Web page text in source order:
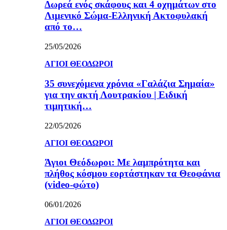
Δωρεά ενός σκάφους και 4 οχημάτων στο
Λιμενικό Σώμα-Ελληνική Ακτοφυλακή
από το…
25/05/2026
ΑΓΙΟΙ ΘΕΟΔΩΡΟΙ
35 συνεχόμενα χρόνια «Γαλάζια Σημαία»
για την ακτή Λουτρακίου | Ειδική
τιμητική…
22/05/2026
ΑΓΙΟΙ ΘΕΟΔΩΡΟΙ
Άγιοι Θεόδωροι: Με λαμπρότητα και
πλήθος κόσμου εορτάστηκαν τα Θεοφάνια
(video-φώτο)
06/01/2026
ΑΓΙΟΙ ΘΕΟΔΩΡΟΙ